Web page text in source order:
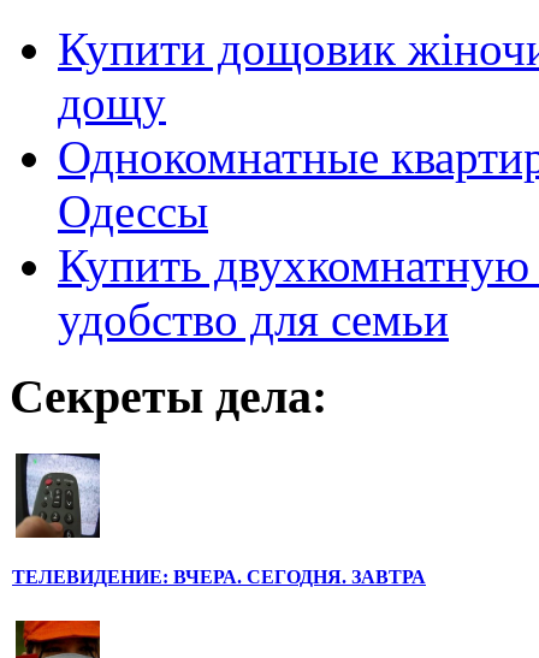
Купити дощовик
дощу
Однокомнатные
Одессы
Купить
удобство для семьи
Секреты дела:
ТЕЛЕВИДЕНИЕ: ВЧЕРА. СЕГОДНЯ. ЗАВТРА